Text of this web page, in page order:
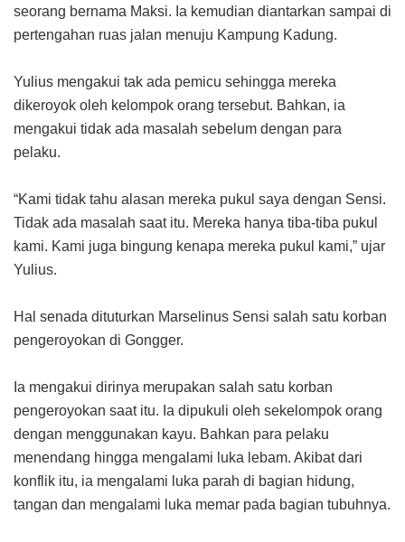
seorang bernama Maksi. Ia kemudian diantarkan sampai di
pertengahan ruas jalan menuju Kampung Kadung.
Yulius mengakui tak ada pemicu sehingga mereka
dikeroyok oleh kelompok orang tersebut. Bahkan, ia
mengakui tidak ada masalah sebelum dengan para
pelaku.
“Kami tidak tahu alasan mereka pukul saya dengan Sensi.
Tidak ada masalah saat itu. Mereka hanya tiba-tiba pukul
kami. Kami juga bingung kenapa mereka pukul kami,” ujar
Yulius.
Hal senada dituturkan Marselinus Sensi salah satu korban
pengeroyokan di Gongger.
Ia mengakui dirinya merupakan salah satu korban
pengeroyokan saat itu. Ia dipukuli oleh sekelompok orang
dengan menggunakan kayu. Bahkan para pelaku
menendang hingga mengalami luka lebam. Akibat dari
konflik itu, ia mengalami luka parah di bagian hidung,
tangan dan mengalami luka memar pada bagian tubuhnya.